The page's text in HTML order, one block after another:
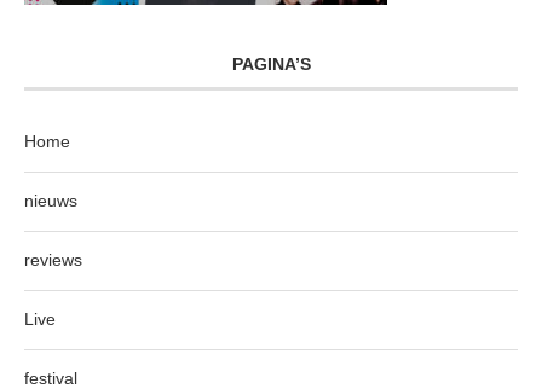
PAGINA’S
Home
nieuws
reviews
Live
festival